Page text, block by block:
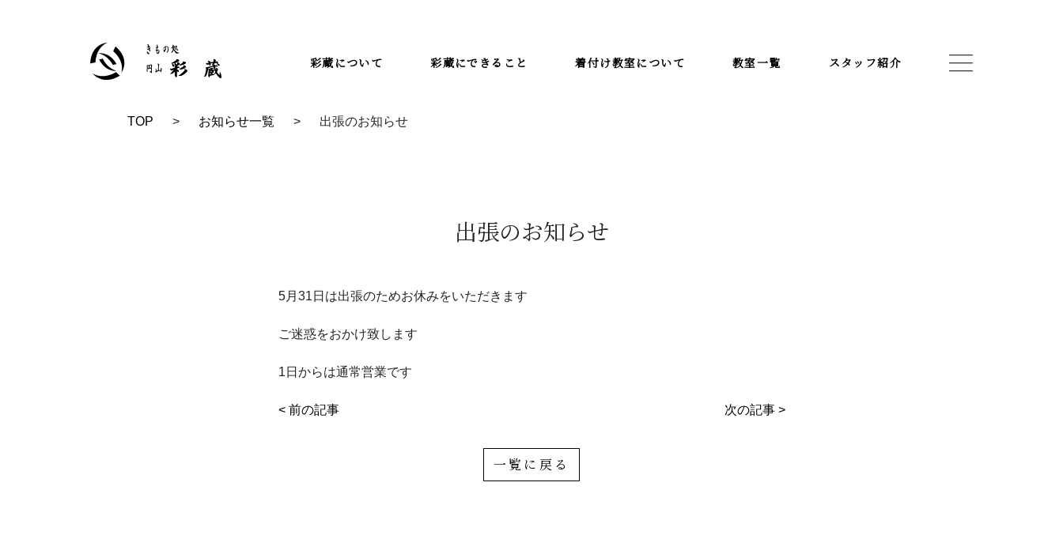
着付け教室について
お問い合わせはこちらから
彩蔵について 彩蔵にできること 着付け教室について 教室一覧 スタッフ紹介
TOP > お知らせ一覧 > 出張のお知らせ
出張のお知らせ
5月31日は出張のためお休みをいただきます
ご迷惑をおかけ致します
1日からは通常営業です
< 前の記事 次の記事 >
一覧に戻る